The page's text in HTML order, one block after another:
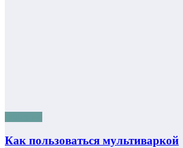
Как пользоваться мультиваркой